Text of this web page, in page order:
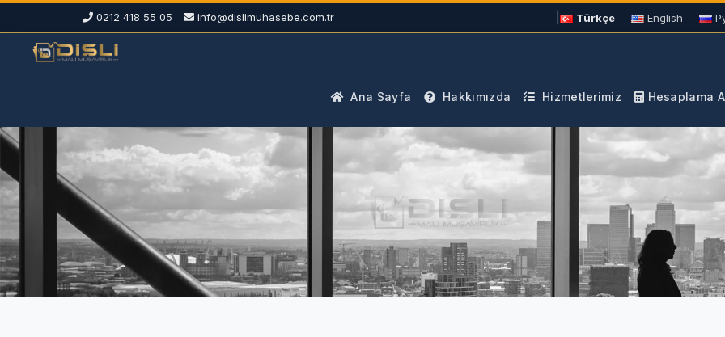
0212 418 55 05 info@dislimuhasebe.com.tr Türkçe English
Ana Sayfa Hakkımızda Hizmetlerimiz Hesaplama